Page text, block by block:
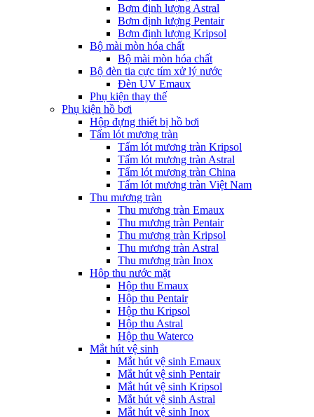
Bơm định lượng Astral
Bơm định lượng Pentair
Bơm định lượng Kripsol
Bộ mài mòn hóa chất
Bộ mài mòn hóa chất
Bộ đèn tia cực tím xử lý nước
Đèn UV Emaux
Phụ kiện thay thế
Phụ kiện hồ bơi
Hộp đựng thiết bị hồ bơi
Tấm lót mương tràn
Tấm lót mương tràn Kripsol
Tấm lót mương tràn Astral
Tấm lót mương tràn China
Tấm lót mương tràn Việt Nam
Thu mương tràn
Thu mương tràn Emaux
Thu mương tràn Pentair
Thu mương tràn Kripsol
Thu mương tràn Astral
Thu mương tràn Inox
Hôp thu nước mặt
Hộp thu Emaux
Hộp thu Pentair
Hộp thu Kripsol
Hộp thu Astral
Hộp thu Waterco
Mắt hút vệ sinh
Mắt hút vệ sinh Emaux
Mắt hút vệ sinh Pentair
Mắt hút vệ sinh Kripsol
Mắt hút vệ sinh Astral
Mắt hút vệ sinh Inox